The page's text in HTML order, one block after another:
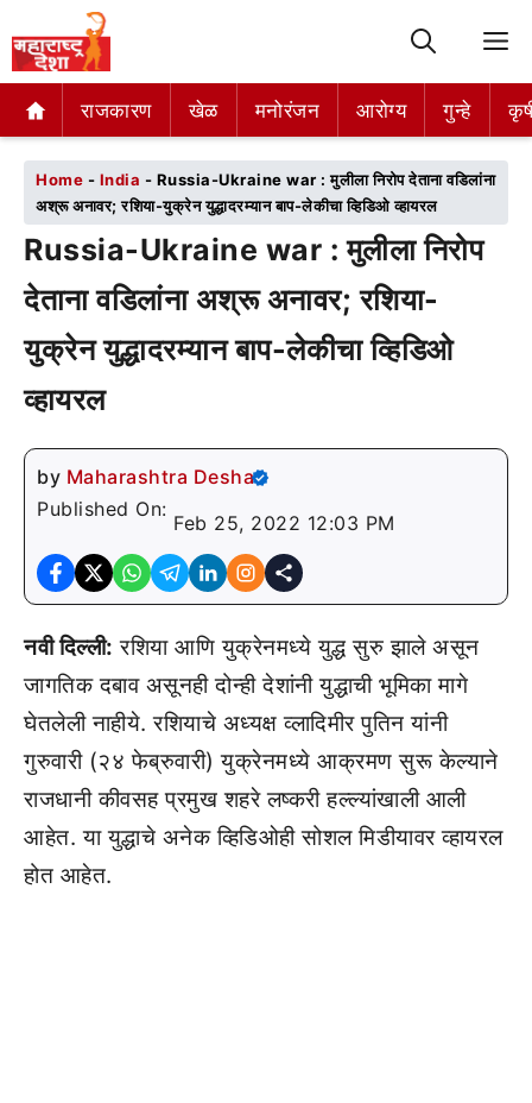
राजकारण खेळ मनोरंजन आरोग्य गुन्हे
राजकारण खेळ मनोरंजन आरोग्य गुन्हे
Home - India - Russia-Ukraine war : मुलीला निरोप देताना वडिलांना
अश्रू अनावर; रशिया-युक्रेन युद्धादरम्यान बाप-लेकीचा व्हिडिओ व्हायरल
Russia-Ukraine war : मुलीला निरोप
देताना वडिलांना अश्रू अनावर; रशिया-
युक्रेन युद्धादरम्यान बाप-लेकीचा व्हिडिओ
व्हायरल
by Maharashtra Desha
Published On:
Feb 25, 2022 12:03 PM
नवी दिल्ली: रशिया आणि युक्रेनमध्ये युद्ध सुरु झाले असून
जागतिक दबाव असूनही दोन्ही देशांनी युद्धाची भूमिका मागे
घेतलेली नाहीये. रशियाचे अध्यक्ष व्लादिमीर पुतिन यांनी
गुरुवारी (२४ फेब्रुवारी) युक्रेनमध्ये आक्रमण सुरू केल्याने
राजधानी कीवसह प्रमुख शहरे लष्करी हल्ल्यांखाली आली
आहेत. या युद्धाचे अनेक व्हिडिओही सोशल मिडीयावर व्हायरल
होत आहेत.